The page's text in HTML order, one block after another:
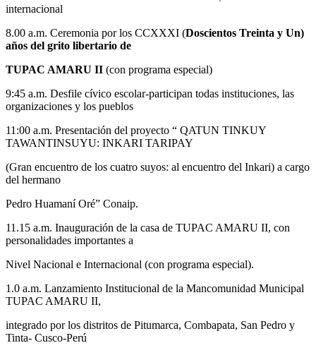
internacional
8.00 a.m. Ceremonia por los CCXXXI (Doscientos Treinta y Un)
años del grito libertario de
TUPAC AMARU II (con programa especial)
9:45 a.m. Desfile cívico escolar-participan todas instituciones, las
organizaciones y los pueblos
11:00 a.m. Presentación del proyecto “ QATUN TINKUY
TAWANTINSUYU: INKARI TARIPAY
(Gran encuentro de los cuatro suyos: al encuentro del Inkari) a cargo
del hermano
Pedro Huamaní Oré” Conaip.
11.15 a.m. Inauguración de la casa de TUPAC AMARU II, con
personalidades importantes a
Nivel Nacional e Internacional (con programa especial).
1.0 a.m. Lanzamiento Institucional de la Mancomunidad Municipal
TUPAC AMARU II,
integrado por los distritos de Pitumarca, Combapata, San Pedro y
Tinta- Cusco-Perú